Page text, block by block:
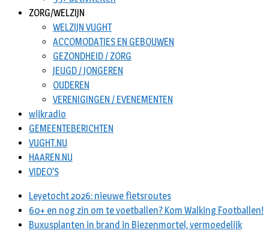
ZORG/WELZIJN
WELZIJN VUGHT
ACCOMODATIES EN GEBOUWEN
GEZONDHEID / ZORG
JEUGD / JONGEREN
OUDEREN
VERENIGINGEN / EVENEMENTEN
wijkradio
GEMEENTEBERICHTEN
VUGHT.NU
HAAREN.NU
VIDEO’S
Leyetocht 2026: nieuwe fietsroutes
60+ en nog zin om te voetballen? Kom Walking Footballen!
Buxusplanten in brand in Biezenmortel, vermoedelijk